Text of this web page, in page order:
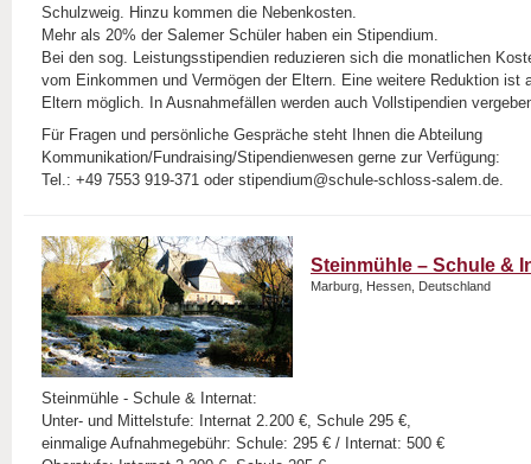
Schulzweig. Hinzu kommen die Nebenkosten.
Mehr als 20% der Salemer Schüler haben ein Stipendium.
Bei den sog. Leistungsstipendien reduzieren sich die monatlichen
vom Einkommen und Vermögen der Eltern. Eine weitere Reduktion ist
Eltern möglich. In Ausnahmefällen werden auch Vollstipendien
Für Fragen und persönliche Gespräche steht Ihnen die Abteilung
Kommunikation/Fundraising/Stipendienwesen gerne zur Verfügung:
Tel.: +49 7553 919-371 oder stipendium@schule-schloss-salem.de.
Steinmühle – Schule &
Marburg, Hessen, Deutschland
Steinmühle - Schule & Internat:
Unter- und Mittelstufe: Internat 2.200 €, Schule 295 €,
einmalige Aufnahmegebühr: Schule: 295 € / Internat: 500 €